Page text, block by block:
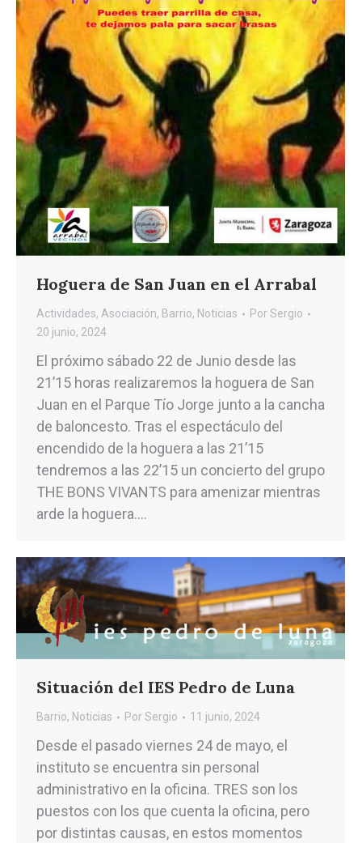
Hoguera de San Juan en el Arrabal
Actividades, Asociación, Barrio, Noticias PorSergio
20 junio, 2024
El próximo sábado 22 de Junio desde las
21’15 horas realizaremos la hoguera de San
Juan en el Parque Tío Jorge junto a la cancha
de baloncesto. Tras el espectáculo del
encendido de la hoguera a las 21’15
tendremos a las 22’15 un concierto del grupo
THE BONS VIVANTS para amenizar mientras
arde la hoguera.…
Situación del IES Pedro de Luna
Barrio, Noticias PorSergio 11 junio, 2024
Desde el pasado viernes 24 de mayo, el
instituto se encuentra sin personal
administrativo en la oficina. TRES son los
puestos con los que cuenta la oficina, pero
por distintas causas, en estos momentos